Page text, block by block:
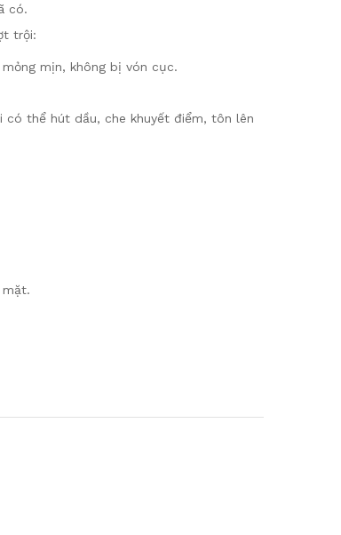
có.
trội:
mịn, không bị vón cục.
có thể hút dầu, che khuyết điểm, tôn lên